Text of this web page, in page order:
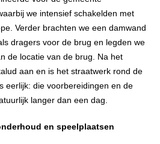
we intensief schakelden met
Verder brachten we een damwand
dragers voor de brug en legden we
de locatie van de brug. Na het
aan en is het straatwerk rond de
eerlijk: die voorbereidingen en de
langer dan een dag.
en speelplaatsen